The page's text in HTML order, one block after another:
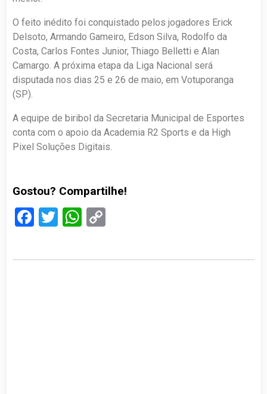
O feito inédito foi conquistado pelos jogadores Erick
Delsoto, Armando Gameiro, Edson Silva, Rodolfo da
Costa, Carlos Fontes Junior, Thiago Belletti e Alan
Camargo. A próxima etapa da Liga Nacional será
disputada nos dias 25 e 26 de maio, em Votuporanga
(SP).
A equipe de biribol da Secretaria Municipal de Esportes
conta com o apoio da Academia R2 Sports e da High
Pixel Soluções Digitais.
Gostou? Compartilhe!
Facebook
TwitterWhatsApp